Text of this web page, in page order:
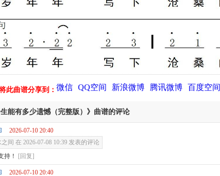
此曲谱分享到： 微信 QQ空间 新浪微博 腾讯微博 百度空间
能有多少遗憾（完整版）》曲谱的评论
2026-07-10 20:40
间 在 2026-07-08 10:39 发表的评论
持！
[回复]
2026-07-10 20:40